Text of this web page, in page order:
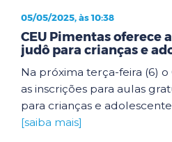
05/05/2025, às 10:38
CEU Pimentas oferece
judô para crianças e
Na próxima terça-feira (6) o
as inscrições para aulas
para crianças e
[saiba mais]